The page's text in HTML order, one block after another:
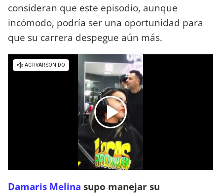
consideran que este episodio, aunque
incómodo, podría ser una oportunidad para
que su carrera despegue aún más.
Damaris Melina supo manejar su